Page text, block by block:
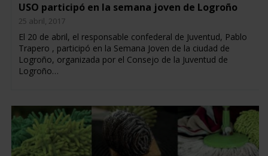
USO participó en la semana joven de Logroño
25 abril, 2017
El 20 de abril, el responsable confederal de Juventud, Pablo
Trapero , participó en la Semana Joven de la ciudad de
Logroño, organizada por el Consejo de la Juventud de
Logroño…